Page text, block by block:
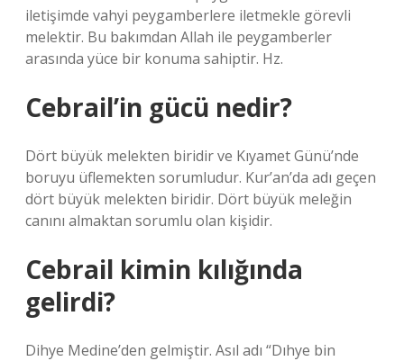
iletişimde vahyi peygamberlere iletmekle görevli
melektir. Bu bakımdan Allah ile peygamberler
arasında yüce bir konuma sahiptir. Hz.
Cebrail’in gücü nedir?
Dört büyük melekten biridir ve Kıyamet Günü’nde
boruyu üflemekten sorumludur. Kur’an’da adı geçen
dört büyük melekten biridir. Dört büyük meleğin
canını almaktan sorumlu olan kişidir.
Cebrail kimin kılığında
gelirdi?
Dihye Medine’den gelmiştir. Asıl adı “Dıhye bin